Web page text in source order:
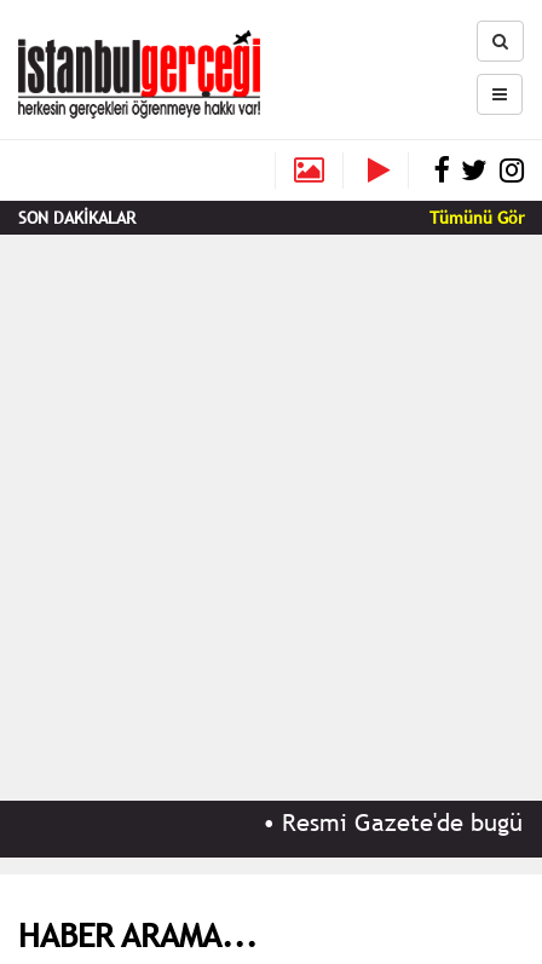
SON DAKİKALAR Tümünü Gör
Resmi Gazete'de bugün
HABER ARAMA...